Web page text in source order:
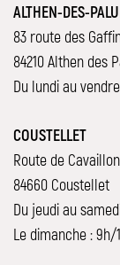
ALTHEN-DES-
83 route des
84210 Althen des
Du lundi au
COUSTELLET
Route de
84660 Coustellet
Du jeudi au
Le dimanche : 9h/